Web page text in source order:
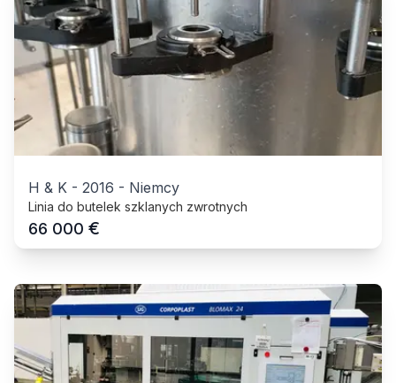
H & K - 2016 - Niemcy
Linia do butelek szklanych zwrotnych
66 000 €